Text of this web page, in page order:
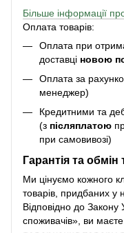
Більше інформації
Оплата товарів:
Оплата при
доставці новою
Оплата за
менеджер)
Кредитними та
(з післяплатою
при самовивозі)
Гарантія та обмін
Ми цінуємо кожного
товарів, придбаних у
Відповідно до
споживачів», ви